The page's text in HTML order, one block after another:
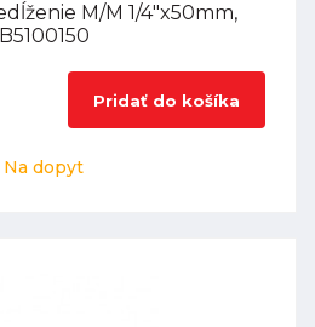
M/M 1/4"x50mm,
B5100150
Pridať do košíka
Na dopyt